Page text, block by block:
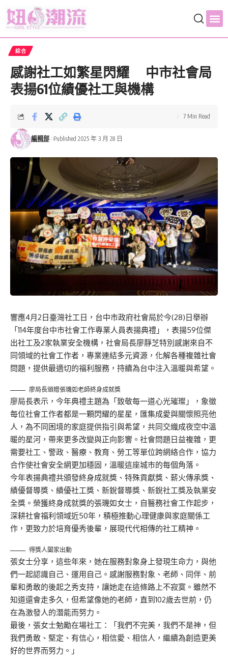
綜合
感謝社工如繁星閃耀 中市社會局
表揚61位績優社工與機構
編輯部 Published 2025 年 3 月 28 日
7 Min Read
響應4月2日臺灣社工日，台中市政府社會局於今(28)日舉辦
「114年度台中市社會工作專業人員表揚典禮」，表揚59位傑
出社工及2家執業安全機構，社會局長廖靜芝特別感謝來自不
同領域的社會工作者，專業連結多元資源，化解各種複雜社會
問題，提供最適切的福利服務，持續為台中注入溫暖與希望。
廖局長頒贈張璣如老師終身成就獎
廖局長表示，今年典禮主題為「致敬每一道心光璀璨」，象徵
每位社會工作者都是一顆閃耀的星星，匯集成愛與關懷照亮他
人，為不同困境的家庭提供指引與希望，共同交織成夜空中溫
暖的星河，帶來更多改變與正向影響。社會問題日益複雜，更
需要社工、警政、醫療、教育、勞工等單位跨網絡合作，協力
合作使社會安全網更加穩固，溫暖這座城市的每個角落。
今年表揚典禮共頒發終身成就獎、特殊貢獻獎、薪火傳承獎、
績優督導獎、績優社工獎、新銳督導獎、新銳社工獎及執業安
全獎。榮獲終身成就獎的張璣如女士，自醫務社會工作起步，
深耕社會福利領域近50年，積極推動心理健康與家庭關係工
作，更致力於培育優秀後輩，展現代代相傳的社工精神。
得獎人闔家出動
張女士分享，這些年來，她在服務對象身上發現生命力，與他
們一起認識自己、運用自己。感謝服務對象、老師、同伴、前
輩和勇敢的後起之秀支持，讓她走在這條路上不寂寞。雖然不
知道還會走多久，但希望像她的老師，直到102歲去世前，仍
在為激發人的潛能而努力。
最後，張女士勉勵在場社工：「我們不完美，我們不是神，但
我們勇敢、堅定、有信心，相信愛、相信人，繼續為創造更美
好的世界而努力。」